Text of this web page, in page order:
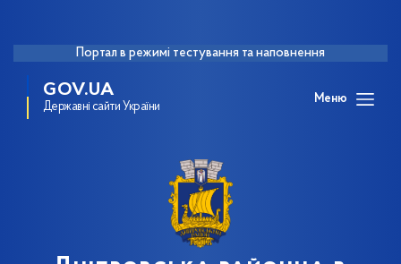
Портал в режимі тестування та наповнення
GOV.UA
Державні сайти України
Меню